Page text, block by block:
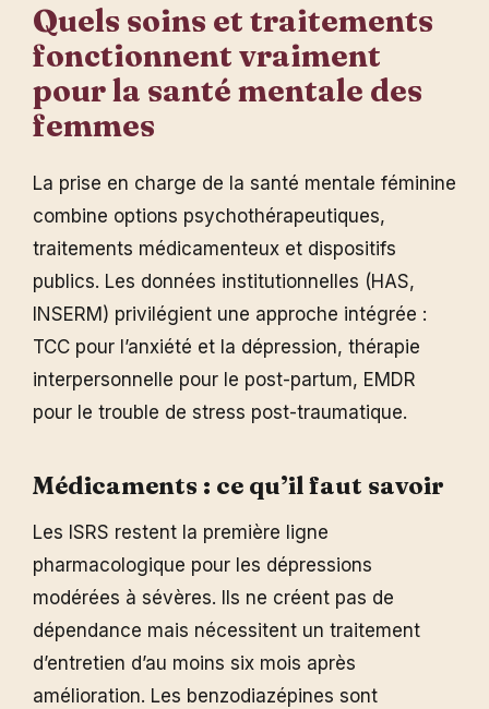
Quels soins et traitements
fonctionnent vraiment
pour la santé mentale des
femmes
La prise en charge de la santé mentale féminine
combine options psychothérapeutiques,
traitements médicamenteux et dispositifs
publics. Les données institutionnelles (HAS,
INSERM) privilégient une approche intégrée :
TCC pour l’anxiété et la dépression, thérapie
interpersonnelle pour le post-partum, EMDR
pour le trouble de stress post-traumatique.
Médicaments : ce qu’il faut savoir
Les ISRS restent la première ligne
pharmacologique pour les dépressions
modérées à sévères. Ils ne créent pas de
dépendance mais nécessitent un traitement
d’entretien d’au moins six mois après
amélioration. Les benzodiazépines sont